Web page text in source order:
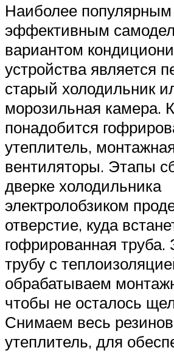
Наиболее
эффективным
вариантом
устройства является
старый холодильник
морозильная камера.
понадобится
утеплитель,
вентиляторы. Этапы
дверке холодильника
электролобзиком
отверстие, куда
гофрированная труба.
трубу с
обрабатываем
чтобы не осталось
Снимаем весь
утеплитель, для